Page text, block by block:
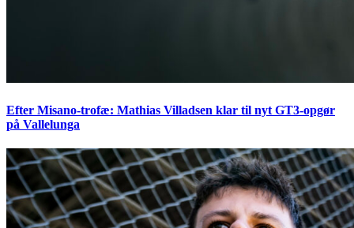
Efter Misano-trofæ: Mathias Villadsen klar til nyt GT3-opgør
på Vallelunga